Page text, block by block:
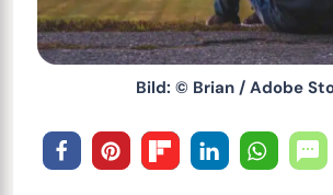
Bild: © Brian / Adobe